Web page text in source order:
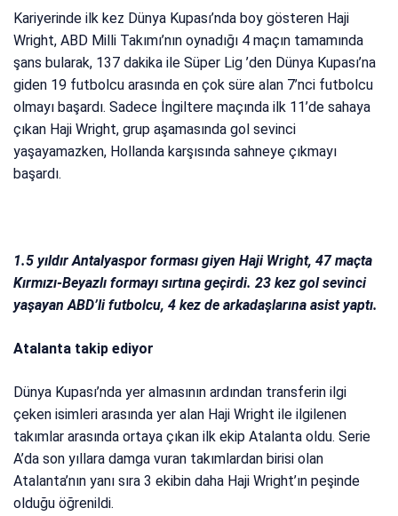
Kariyerinde ilk kez Dünya Kupası’nda boy gösteren Haji
Wright, ABD Milli Takımı’nın oynadığı 4 maçın tamamında
şans bularak, 137 dakika ile Süper Lig ’den Dünya Kupası’na
giden 19 futbolcu arasında en çok süre alan 7’nci futbolcu
olmayı başardı. Sadece İngiltere maçında ilk 11’de sahaya
çıkan Haji Wright, grup aşamasında gol sevinci
yaşayamazken, Hollanda karşısında sahneye çıkmayı
başardı.
1.5 yıldır Antalyaspor forması giyen Haji Wright, 47 maçta
Kırmızı-Beyazlı formayı sırtına geçirdi. 23 kez gol sevinci
yaşayan ABD’li futbolcu, 4 kez de arkadaşlarına asist yaptı.
Atalanta takip ediyor
Dünya Kupası’nda yer almasının ardından transferin ilgi
çeken isimleri arasında yer alan Haji Wright ile ilgilenen
takımlar arasında ortaya çıkan ilk ekip Atalanta oldu. Serie
A’da son yıllara damga vuran takımlardan birisi olan
Atalanta’nın yanı sıra 3 ekibin daha Haji Wright’ın peşinde
olduğu öğrenildi.